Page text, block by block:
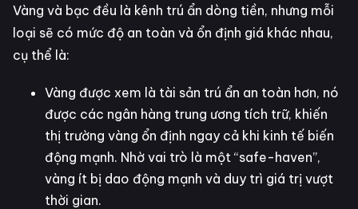
Vàng và bạc đều là kênh trú ẩn dòng tiền, nhưng mỗi
loại sẽ có mức độ an toàn và ổn định giá khác nhau,
cụ thể là:
Vàng được xem là tài sản trú ẩn an toàn hơn, nó
được các ngân hàng trung ương tích trữ, khiến
thị trường vàng ổn định ngay cả khi kinh tế biến
động mạnh. Nhờ vai trò là một “safe-haven”,
vàng ít bị dao động mạnh và duy trì giá trị vượt
thời gian.